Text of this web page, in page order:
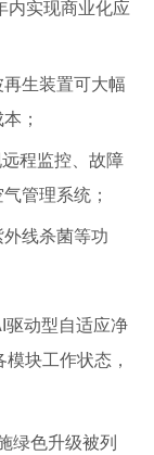
内实现商业化应
再生装置可大幅
；
远程监控、故障
管理系统；
外线杀菌等功
驱动型自适应净
块工作状态，
绿色升级被列